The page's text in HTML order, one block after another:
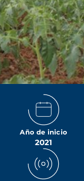
Año de inicio
2021